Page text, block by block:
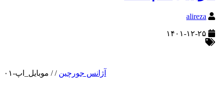
alireza
آژانس جورچین /
/ موبایل_اپ-۰۱